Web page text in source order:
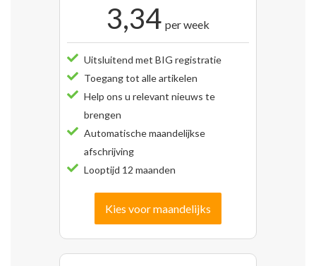
3,34 per week
Uitsluitend met BIG registratie
Toegang tot alle artikelen
Help ons u relevant nieuws te
brengen
Automatische maandelijkse
afschrijving
Looptijd 12 maanden
Kies voor maandelijks